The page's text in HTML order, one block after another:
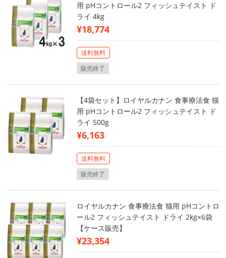
用 pHコントロール2 フィッシュテイスト ド
ライ 4kg
¥18,774
送料無料
販売終了
【4袋セット】ロイヤルカナン 食事療法食 猫
用 pHコントロール2 フィッシュテイスト ド
ライ 500g
¥6,163
送料無料
販売終了
ロイヤルカナン 食事療法食 猫用 pHコントロ
ール2 フィッシュテイスト ドライ 2kg×6袋
【ケース販売】
¥23,354